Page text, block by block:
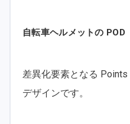
自転車ヘルメットの POD
差異化要素となる Points
デザインです。